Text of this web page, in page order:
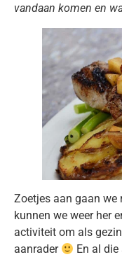
vandaan komen en
Zoetjes aan gaan we
kunnen we weer her
activiteit om als
aanrader
En al